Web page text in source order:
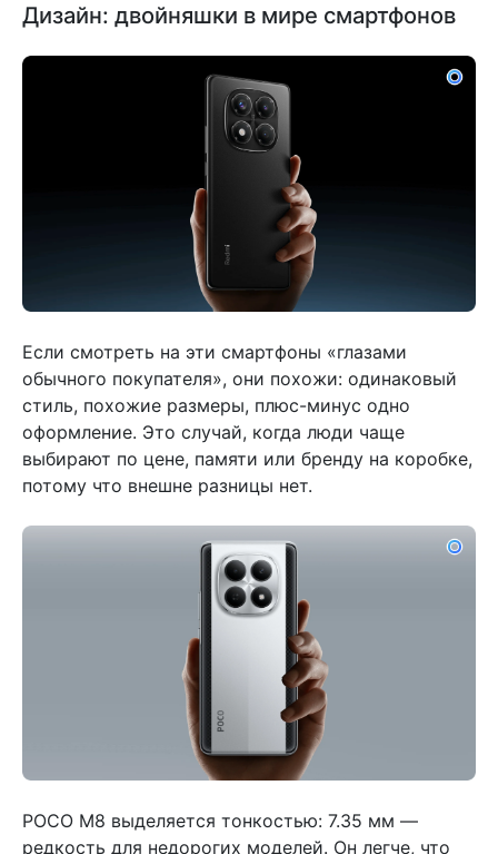
Дизайн: двойняшки в мире смартфонов
Если смотреть на эти смартфоны «глазами
обычного покупателя», они похожи: одинаковый
стиль, похожие размеры, плюс-минус одно
оформление. Это случай, когда люди чаще
выбирают по цене, памяти или бренду на коробке,
потому что внешне разницы нет.
POCO M8 выделяется тонкостью: 7.35 мм —
редкость для недорогих моделей. Он легче, что